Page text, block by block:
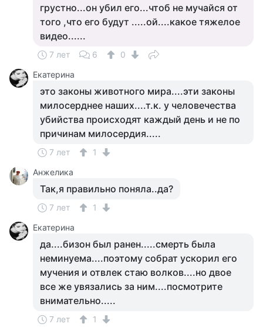
грустно...он убил его...чтоб не мучайся от
того ,что его будут .....ой....какое тяжелое
видео......
7 лет 6
0
Екатерина
это законы животного мира....эти законы
милосерднее наших....т.к. у человечества
убийства происходят каждый день и не по
причинам милосердия.....
7 лет
1
Анжелика
Так,я правильно поняла..да?
7 лет
1
Екатерина
да....бизон был ранен.....смерть была
неминуема....поэтому собрат ускорил его
мучения и отвлек стаю волков....но двое
все же увязались за ним....посмотрите
внимательно.....
7 лет
1